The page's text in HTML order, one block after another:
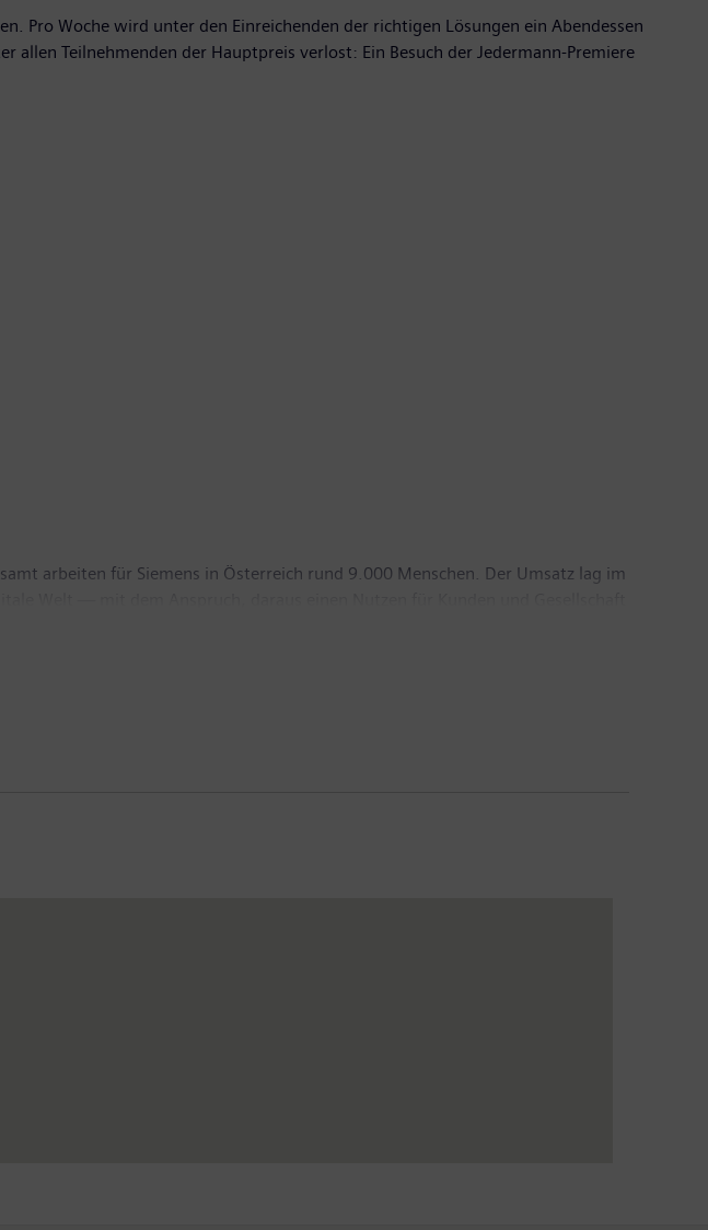
Pro Woche wird unter den Einreichenden der richtigen Lösungen ein Abendessen
allen Teilnehmenden der Hauptpreis verlost: Ein Besuch der Jedermann-Premiere
arbeiten für Siemens in Österreich rund 9.000 Menschen. Der Umsatz lag im
bei Gebäuden und dezentralen Energiesystemen, Automatisierung und
sowie für weitere 25 Länder (Lead Country Austria). Weitere Informationen